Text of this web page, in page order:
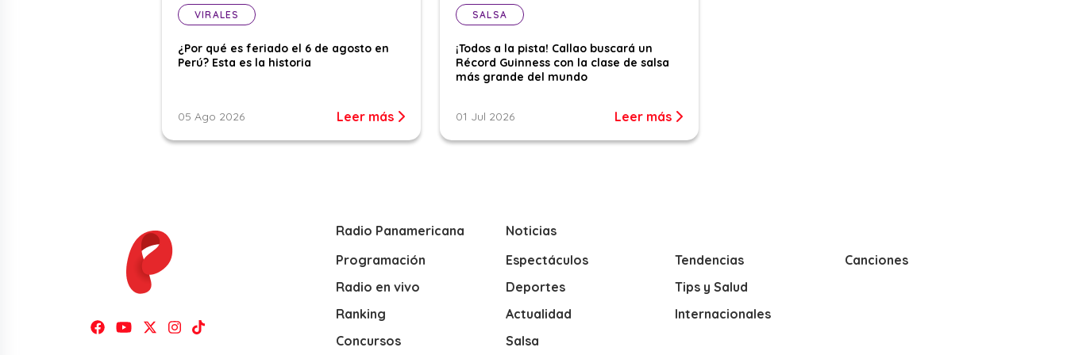
VIRALES
¿Por qué es feriado el 6 de agosto en
Perú? Esta es la historia
05 Ago 2026 Leer más
SALSA
¡Todos a la pista! Callao buscará un
Récord Guinness con la clase de salsa
más grande del mundo
01 Jul 2026 Leer más
Radio Panamericana
Programación
Radio en vivo
Ranking
Concursos
Noticias
Espectáculos
Deportes
Actualidad
Salsa
Tendencias
Tips y Salud
Internacionales
Canciones